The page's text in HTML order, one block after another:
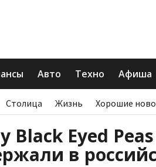
Авто Техно Афиша
Столица Жизнь Хорошие
Black Eyed
в